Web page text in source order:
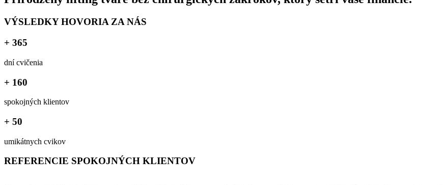
VÝSLEDKY HOVORIA ZA NÁS
+ 365
dní cvičenia
+ 160
spokojných klientov
+ 50
umikátnych cvikov
REFERENCIE SPOKOJNÝCH KLIENTOV